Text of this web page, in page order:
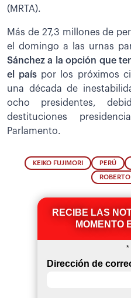
(MRTA).
Más de 27,3 millones de
el domingo a las urnas
Sánchez a la opción que
el país por los próximos
una década de
ocho presidentes,
destituciones
Parlamento.
KEIKO FUJIMORI PERÚ
RECIBE LAS
MOMENTO
*
Dirección de